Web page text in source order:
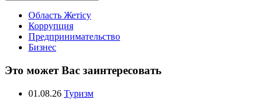
Область Жетісу
Коррупция
Предпринимательство
Бизнес
Это может Вас заинтересовать
01.08.26 Туризм